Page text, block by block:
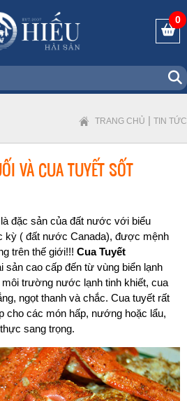
0
TRANG CHỦ | TIN TỨC
VÀ CUA TUYẾT SỐT
đặc sản của đất nước với biểu
kỳ ( đất nước Canada), được mệnh
trên thế giới!!! Cua Tuyết
cao cấp đến từ vùng biển lạnh
trường nước lạnh tinh khiết, cua
ngọt thanh và chắc. Cua tuyết rất
cho các món hấp, nướng hoặc lẩu,
sang trọng.